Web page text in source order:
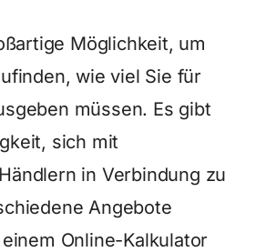
Möglichkeit, um
wie viel Sie für
müssen. Es gibt
sich mit
in Verbindung zu
Angebote
Online-Kalkulator